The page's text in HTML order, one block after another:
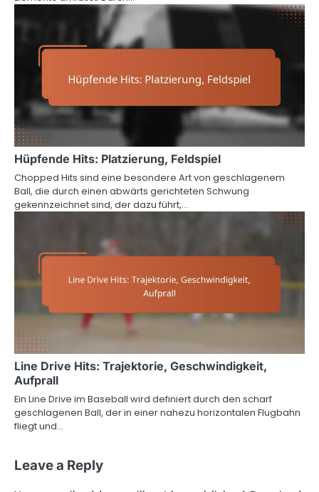
Hüpfende Hits: Platzierung, Feldspiel
Chopped Hits sind eine besondere Art von geschlagenem
Ball, die durch einen abwärts gerichteten Schwung
gekennzeichnet sind, der dazu führt,…
Line Drive Hits: Trajektorie, Geschwindigkeit,
Aufprall
Ein Line Drive im Baseball wird definiert durch den scharf
geschlagenen Ball, der in einer nahezu horizontalen Flugbahn
fliegt und…
Leave a Reply